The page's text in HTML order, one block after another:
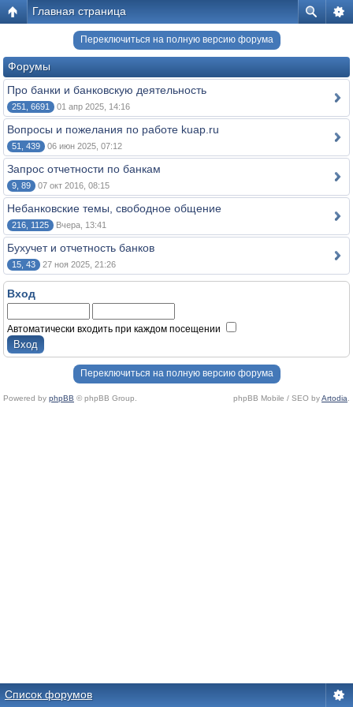
Главная страница
Переключиться на полную версию форума
Форумы
Про банки и банковскую деятельность
251, 6691 01 апр 2025, 14:16
Вопросы и пожелания по работе kuap.ru
51, 439 06 июн 2025, 07:12
Запрос отчетности по банкам
9, 89 07 окт 2016, 08:15
Небанковские темы, свободное общение
216, 1125 Вчера, 13:41
Бухучет и отчетность банков
15, 43 27 ноя 2025, 21:26
Вход
Автоматически входить при каждом посещении
Переключиться на полную версию форума
Powered by phpBB © phpBB Group. phpBB Mobile / SEO byArtodia
Список форумов